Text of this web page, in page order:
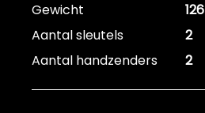
Gewicht
Aantal sleutels
2
Aantal handzenders
2